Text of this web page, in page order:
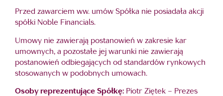
Przed zawarciem ww. umów Spółka nie posiadała akcji
spółki Noble Financials.
Umowy nie zawierają postanowień w zakresie kar
umownych, a pozostałe jej warunki nie zawierają
postanowień odbiegających od standardów rynkowych
stosowanych w podobnych umowach.
Osoby reprezentujące Spółkę: Piotr Ziętek – Prezes